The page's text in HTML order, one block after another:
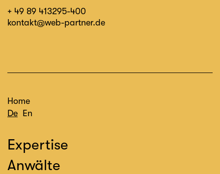
+ 49 89 413295-400
kontakt@web-partner.de
Home
De En
Expertise
Anwälte